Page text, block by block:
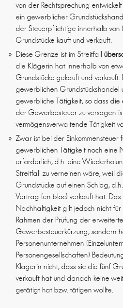
von der Rechtsprechung
ein gewerblicher
der Steuerpflichtige innerhalb von
Grundstücke kauft und verkauft.
Diese Grenze ist im Streitfall
die Klägerin hat innerhalb von
Grundstücke gekauft und
gewerblichen
gewerbliche Tätigkeit, so dass
der Gewerbesteuer zu versagen
vermögensverwaltende Tätigkeit
Zwar ist bei der Einkommensteuer
gewerblichen Tätigkeit noch eine
erforderlich, d.h. eine
Streitfall zu verneinen wäre, weil
Grundstücke auf einen Schlag,
Vertrag (en bloc) verkauft hat.
Nachhaltigkeit gilt jedoch nicht
Rahmen der Prüfung der
Gewerbesteuerkürzung, sondern
Personenunternehmen
Personengesellschaften)
Klägerin nicht, dass sie die fünf
verkauft hat und danach keine
getätigt hat bzw. tätigen wollte.